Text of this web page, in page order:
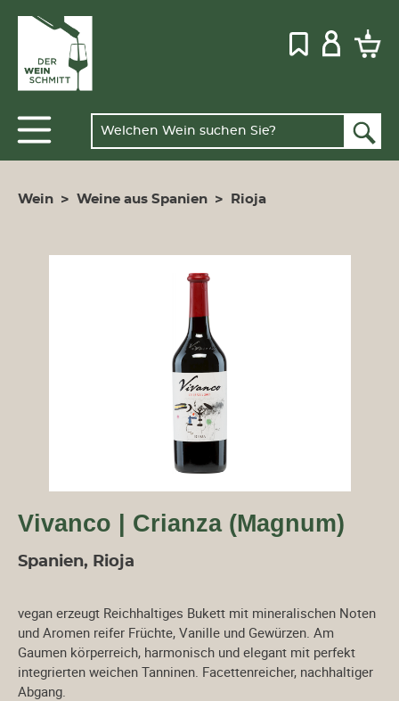
Wein > Weine aus Spanien > Rioja
Vivanco | Crianza (Magnum)
Spanien, Rioja
vegan erzeugt Reichhaltiges Bukett mit mineralischen Noten
und Aromen reifer Früchte, Vanille und Gewürzen. Am
Gaumen körperreich, harmonisch und elegant mit perfekt
integrierten weichen Tanninen. Facettenreicher, nachhaltiger
Abgang.